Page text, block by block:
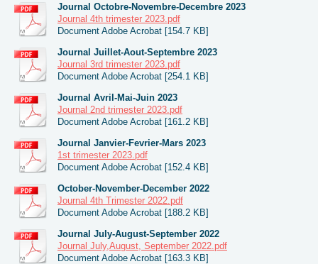
Journal Octobre-Novembre-Decembre 2023
Journal 4th trimester 2023.pdf
Document Adobe Acrobat [154.7 KB]
Journal Juillet-Aout-Septembre 2023
Journal 3rd trimester 2023.pdf
Document Adobe Acrobat [254.1 KB]
Journal Avril-Mai-Juin 2023
Journal 2nd trimester 2023.pdf
Document Adobe Acrobat [161.2 KB]
Journal Janvier-Fevrier-Mars 2023
1st trimester 2023.pdf
Document Adobe Acrobat [152.4 KB]
October-November-December 2022
Journal 4th Trimester 2022.pdf
Document Adobe Acrobat [188.2 KB]
Journal July-August-September 2022
Journal July,August, September 2022.pdf
Document Adobe Acrobat [163.3 KB]